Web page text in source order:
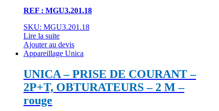
REF : MGU3.201.18
SKU: MGU3.201.18
Lire la suite
Ajouter au devis
Appareillage Unica
UNICA – PRISE DE COURANT –
2P+T, OBTURATEURS – 2 M –
rouge